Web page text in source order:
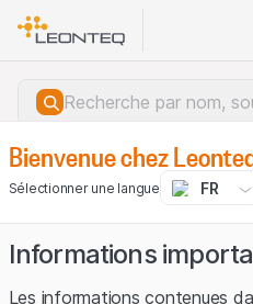
Bienvenue chez
Sélectionner une langue FR
Informations
Les informations contenues